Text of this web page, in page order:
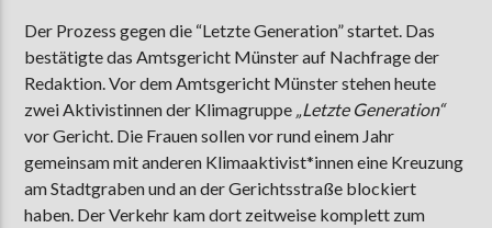
YOUR NEW FAVORITE SONG
WALLOWS
AKTUELLE SENDUNG
MOEBIUS
00:00 18:00
Der Prozess gegen die “Letzte Generation” startet. Das
bestätigte das Amtsgericht Münster auf Nachfrage der
Redaktion. Vor dem Amtsgericht Münster stehen heute
zwei Aktivistinnen der Klimagruppe „Letzte Generation“
vor Gericht. Die Frauen sollen vor rund einem Jahr
gemeinsam mit anderen Klimaaktivist*innen eine Kreuzung
am Stadtgraben und an der Gerichtsstraße blockiert
haben. Der Verkehr kam dort zeitweise komplett zum